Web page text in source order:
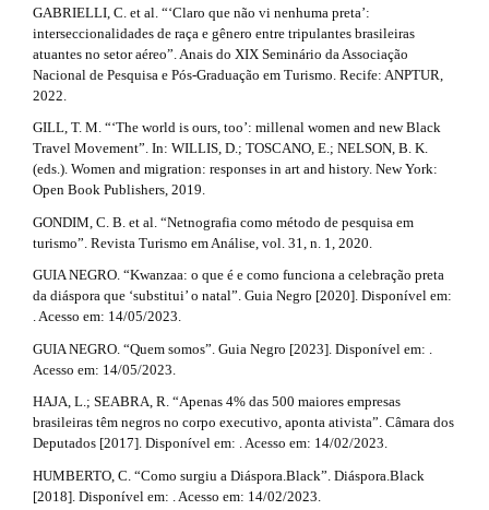
GABRIELLI, C. et al. “‘Claro que não vi nenhuma preta’:
interseccionalidades de raça e gênero entre tripulantes brasileiras
atuantes no setor aéreo”. Anais do XIX Seminário da Associação
Nacional de Pesquisa e Pós-Graduação em Turismo. Recife: ANPTUR,
2022.
GILL, T. M. “‘The world is ours, too’: millenal women and new Black
Travel Movement”. In: WILLIS, D.; TOSCANO, E.; NELSON, B. K.
(eds.). Women and migration: responses in art and history. New York:
Open Book Publishers, 2019.
GONDIM, C. B. et al. “Netnografia como método de pesquisa em
turismo”. Revista Turismo em Análise, vol. 31, n. 1, 2020.
GUIA NEGRO. “Kwanzaa: o que é e como funciona a celebração preta
da diáspora que ‘substitui’ o natal”. Guia Negro [2020]. Disponível em:
. Acesso em: 14/05/2023.
GUIA NEGRO. “Quem somos”. Guia Negro [2023]. Disponível em: .
Acesso em: 14/05/2023.
HAJA, L.; SEABRA, R. “Apenas 4% das 500 maiores empresas
brasileiras têm negros no corpo executivo, aponta ativista”. Câmara dos
Deputados [2017]. Disponível em: . Acesso em: 14/02/2023.
HUMBERTO, C. “Como surgiu a Diáspora.Black”. Diáspora.Black
[2018]. Disponível em: . Acesso em: 14/02/2023.